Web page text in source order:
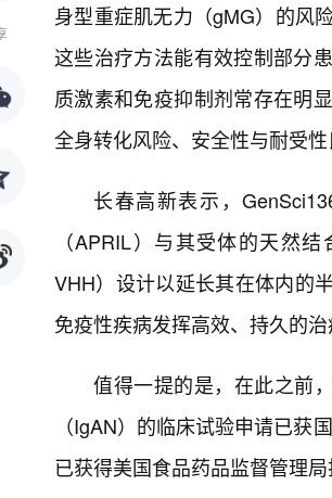
身型重症肌无力（gMG）的风
这些治疗方法能有效控制部分
质激素和免疫抑制剂常存在明
全身转化风险、安全性与耐受
长春高新表示，
（APRIL）与其受体的天然
VHH）设计以延长其在体内的
免疫性疾病发挥高效、持久的
值得一提的是，在此之前
（IgAN）的临床试验申请已
已获得美国食品药品监督管理局